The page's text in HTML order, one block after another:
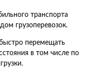
транспорта
грузоперевозок.
перемещать
в том числе по